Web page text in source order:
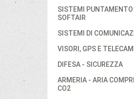
SISTEMI PUNTAMENTO
SOFTAIR
SISTEMI DI
VISORI, GPS E
DIFESA - SICUREZZA
ARMERIA - ARIA
CO2